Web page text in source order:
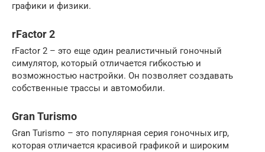
графики и физики.
rFactor 2
rFactor 2 – это еще один реалистичный гоночный
симулятор, который отличается гибкостью и
возможностью настройки. Он позволяет создавать
собственные трассы и автомобили.
Gran Turismo
Gran Turismo – это популярная серия гоночных игр,
которая отличается красивой графикой и широким